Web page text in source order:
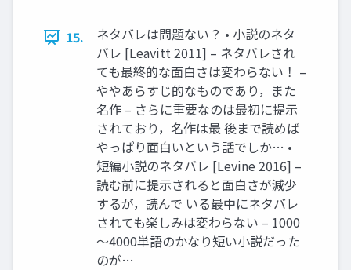
15.
ネタバレは問題ない？ • 小説のネタ
バレ [Leavitt 2011] – ネタバレされ
ても最終的な面白さは変わらない！ –
ややあらすじ的なものであり，また
名作 – さらに重要なのは最初に提示
されており，名作は最 後まで読めば
やっぱり面白いという話でしか… •
短編小説のネタバレ [Levine 2016] –
読む前に提示されると面白さが減少
するが，読んで いる最中にネタバレ
されても楽しみは変わらない – 1000
～4000単語のかなり短い小説だった
のが…